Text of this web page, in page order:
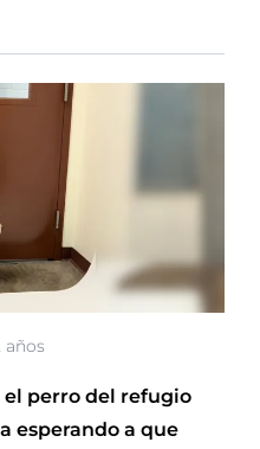
años
el perro del refugio
esperando a que